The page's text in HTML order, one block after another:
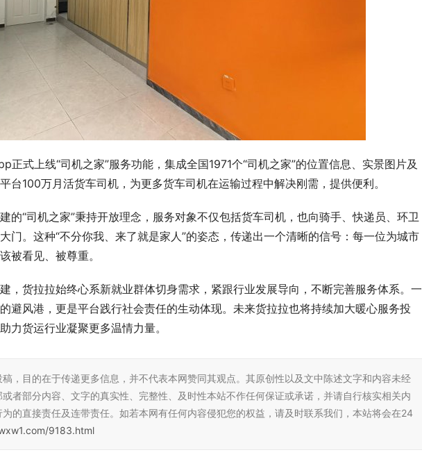
式上线“司机之家”服务功能，集成全国1971个“司机之家”的位置信息、实景图片及
台100万月活货车司机，为更多货车司机在运输过程中解决刚需，提供便利。
的“司机之家”秉持开放理念，服务对象不仅包括货车司机，也向骑手、快递员、环卫
门。这种“不分你我、来了就是家人”的姿态，传递出一个清晰的信号：每一位为城市
被看见、被尊重。
，货拉拉始终心系新就业群体切身需求，紧跟行业发展导向，不断完善服务体系。一
避风港，更是平台践行社会责任的生动体现。未来货拉拉也将持续加大暖心服务投
力货运行业凝聚更多温情力量。
，目的在于传递更多信息，并不代表本网赞同其观点。其原创性以及文中陈述文字和内容未经
者部分内容、文字的真实性、完整性、及时性本站不作任何保证或承诺，并请自行核实相关内
的直接责任及连带责任。如若本网有任何内容侵犯您的权益，请及时联系我们，本站将会在24
9183.html